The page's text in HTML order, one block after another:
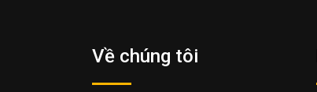
Về chúng tôi